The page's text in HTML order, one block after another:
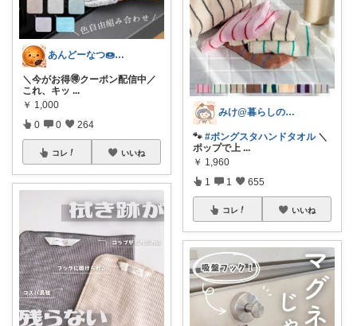
あんどーなつ🍩 毎日楽しくご機嫌に
＼今がお得🉐クーポン配信中／
これ、キッ ...
￥ 1,000
0 0 264
コレ いいね
みけ@暮らしのアイテム🫖☕️⁎.
🐾 #ボングスタハンドタオル＼
ポップで上 ...
￥ 1,960
1 1 655
コレ いいね